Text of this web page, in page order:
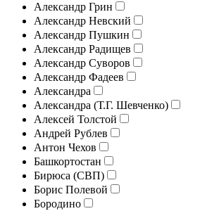
Александр Грин
Александр Невский
Александр Пушкин
Александр Радищев
Александр Суворов
Александр Фадеев
Александра
Александра (Т.Г. Шевченко)
Алексей Толстой
Андрей Рублев
Антон Чехов
Башкортостан
Бирюса (СВП)
Борис Полевой
Бородино